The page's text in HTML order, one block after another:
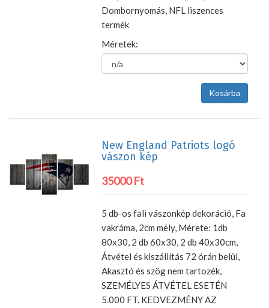
Dombornyomás, NFL liszences
termék
Méretek:
New England Patriots logó
vászon kép
35000 Ft
5 db-os fali vászonkép dekoráció, Fa
vakráma, 2cm mély, Mérete: 1db
80x30, 2 db 60x30, 2 db 40x30cm,
Átvétel és kiszállítás 72 órán belül,
Akasztó és szög nem tartozék,
SZEMÉLYES ÁTVÉTEL ESETÉN
5.000 FT. KEDVEZMÉNY AZ